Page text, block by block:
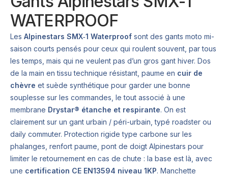
WATERPROOF
Les Alpinestars SMX‑1 Waterproof sont des gants moto mi-
saison courts pensés pour ceux qui roulent souvent, par tous
les temps, mais qui ne veulent pas d’un gros gant hiver. Dos
de la main en tissu technique résistant, paume en cuir de
chèvre et suède synthétique pour garder une bonne
souplesse sur les commandes, le tout associé à une
membrane Drystar® étanche et respirante. On est
clairement sur un gant urbain / péri-urbain, typé roadster ou
daily commuter. Protection rigide type carbone sur les
phalanges, renfort paume, pont de doigt Alpinestars pour
limiter le retournement en cas de chute : la base est là, avec
une certification CE EN13594 niveau 1KP. Manchette